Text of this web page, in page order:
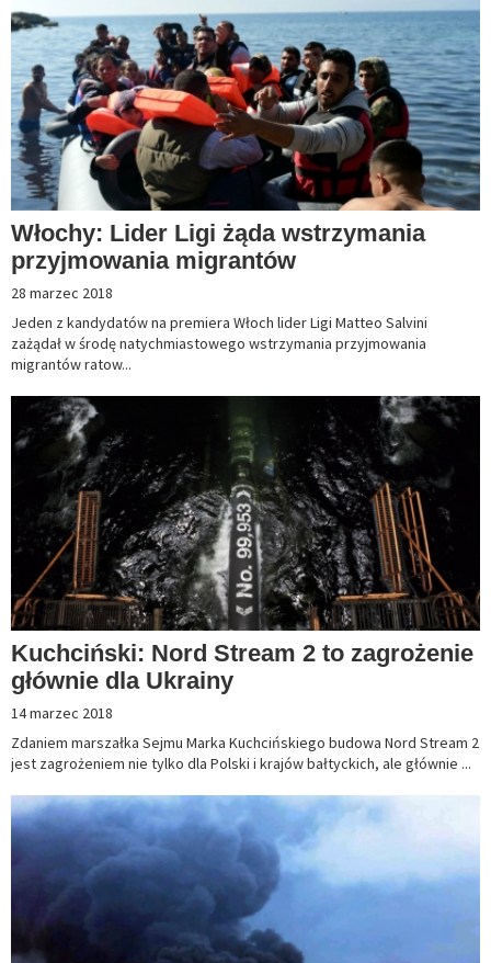
Włochy: Lider Ligi żąda wstrzymania
przyjmowania migrantów
28 marzec 2018
Jeden z kandydatów na premiera Włoch lider Ligi Matteo Salvini
zażądał w środę natychmiastowego wstrzymania przyjmowania
migrantów ratow...
Kuchciński: Nord Stream 2 to zagrożenie
głównie dla Ukrainy
14 marzec 2018
Zdaniem marszałka Sejmu Marka Kuchcińskiego budowa Nord Stream 2
jest zagrożeniem nie tylko dla Polski i krajów bałtyckich, ale głównie ...